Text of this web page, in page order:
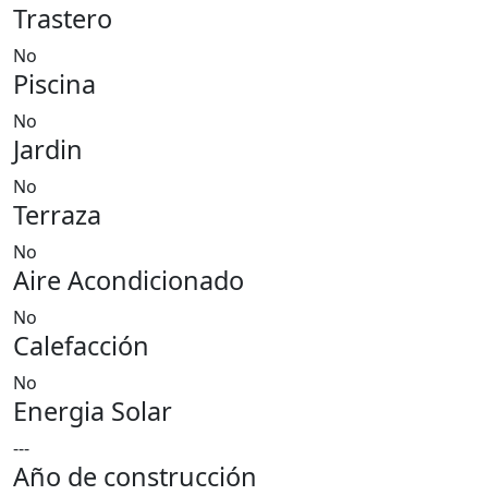
Trastero
No
Piscina
No
Jardin
No
Terraza
No
Aire Acondicionado
No
Calefacción
No
Energia Solar
---
Año de construcción